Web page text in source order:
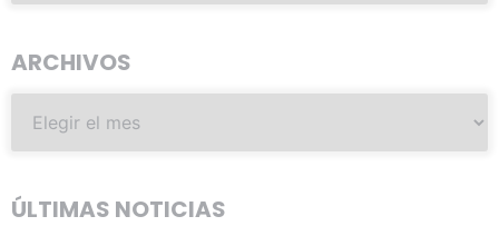
ARCHIVOS
ÚLTIMAS NOTICIAS